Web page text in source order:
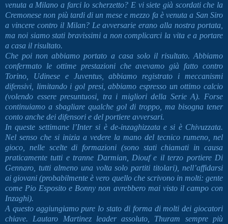
venuta a Milano a farci lo scherzetto? E vi siete già scordati che la
Cremonese non più tardi di un mese e mezzo fa è venuta a San Siro
a vincere contro il Milan? Le avversarie erano alla nostra portata,
ma noi siamo stati bravissimi a non complicarci la vita e a portare
a casa il risultato.
Che poi non abbiamo portato a casa solo il risultato. Abbiamo
confermato le ottime prestazioni che avevamo già fatto contro
Torino, Udinese e Juventus, abbiamo registrato i meccanismi
difensivi, limitando i gol presi, abbiamo espresso un ottimo calcio
(volendo essere presuntuosi, tra i migliori della Serie A). Forse
continuiamo a sbagliare qualche gol di troppo, ma bisogna tener
conto anche dei difensori e del portiere avversari.
In queste settimane l’Inter si è de-inzaghizzata e si è Chivuzzata.
Nel senso che si inizia a vedere la mano del tecnico rumeno, nel
gioco, nelle scelte di formazioni (sono stati chiamati in causa
praticamente tutti e tranne Darmian, Diouf e il terzo portiere Di
Gennaro, tutti almeno una volta solo partiti titolari), nell’affidarsi
ai giovani (probabilmente è vero quello che scrivono in molti: gente
come Pio Esposito e Bonny non avrebbero mai visto il campo con
Inzaghi).
A questo aggiungiamo pure lo stato di forma di molti dei giocatori
chiave. Lautaro Martinez leader assoluto, Thuram sempre più